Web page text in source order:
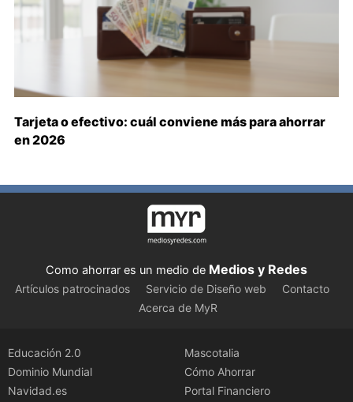
Tarjeta o efectivo: cuál conviene más para ahorrar
en 2026
Como ahorrar es un medio de Medios y Redes
Artículos patrocinados Servicio de Diseño web
Contacto
Acerca de MyR
Educación 2.0
Dominio Mundial
Navidad.es
Mascotalia
Cómo Ahorrar
Portal Financiero